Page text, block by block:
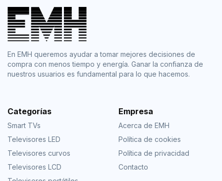
En EMH queremos ayudar a tomar mejores decisiones de
compra con menos tiempo y energía. Ganar la confianza de
nuestros usuarios es fundamental para lo que hacemos.
Categorías
Smart TVs
Televisores LED
Televisores curvos
Televisores LCD
Empresa
Acerca de EMH
Política de cookies
Política de privacidad
Contacto